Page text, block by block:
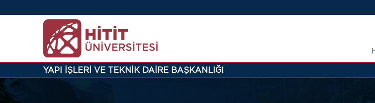
YAPI İŞLERİ VE TEKNİK DAİRE BAŞKANLIĞI